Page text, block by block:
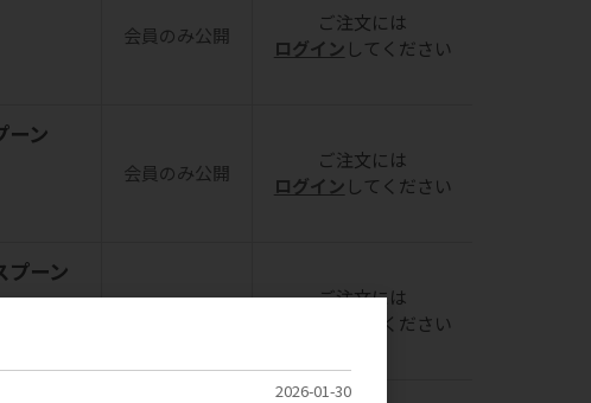
会員のみ公開
ご注文には
ログイン してください
ーン
会員のみ公開
ご注文には
ログイン してください
プーン
ご注文には
してください
2026-01-30